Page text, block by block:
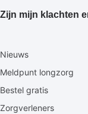
Zijn mijn klachten
Secundaire
Nieuws
Meldpunt longzorg
Bestel gratis
Zorgverleners